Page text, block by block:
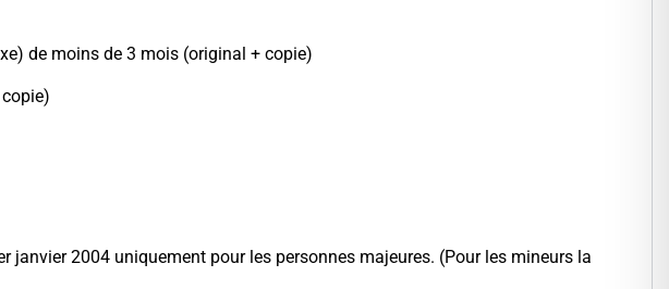
de moins de 3 mois (original + copie)
janvier 2004 uniquement pour les personnes majeures. (Pour les mineurs la